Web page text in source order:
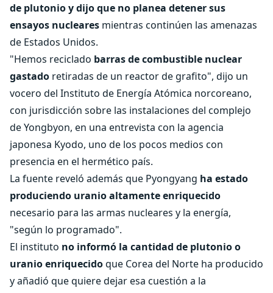
de plutonio y dijo que no planea detener sus
ensayos nucleares mientras continúen las amenazas
de Estados Unidos.
"Hemos reciclado barras de combustible nuclear
gastado retiradas de un reactor de grafito", dijo un
vocero del Instituto de Energía Atómica norcoreano,
con jurisdicción sobre las instalaciones del complejo
de Yongbyon, en una entrevista con la agencia
japonesa Kyodo, uno de los pocos medios con
presencia en el hermético país.
La fuente reveló además que Pyongyang ha estado
produciendo uranio altamente enriquecido
necesario para las armas nucleares y la energía,
"según lo programado".
El instituto no informó la cantidad de plutonio o
uranio enriquecidoque Corea del Norte ha producido
y añadió que quiere dejar esa cuestión a la